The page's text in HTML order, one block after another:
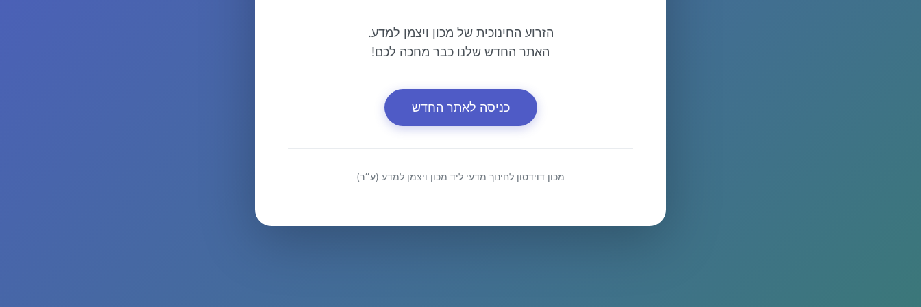
הזרוע החינוכית של מכון ויצמן למדע.
האתר החדש שלנו כבר מחכה לכם!
כניסה לאתר החדש
מכון דוידסון לחינוך מדעי ליד מכון ויצמן למדע (ע״ר)